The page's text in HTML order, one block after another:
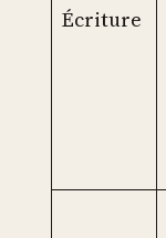
Écriture